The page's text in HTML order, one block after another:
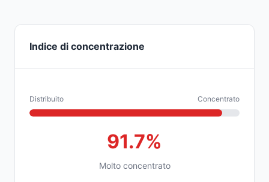
Indice di concentrazione
Distribuito Concentrato
91.7%
Molto concentrato